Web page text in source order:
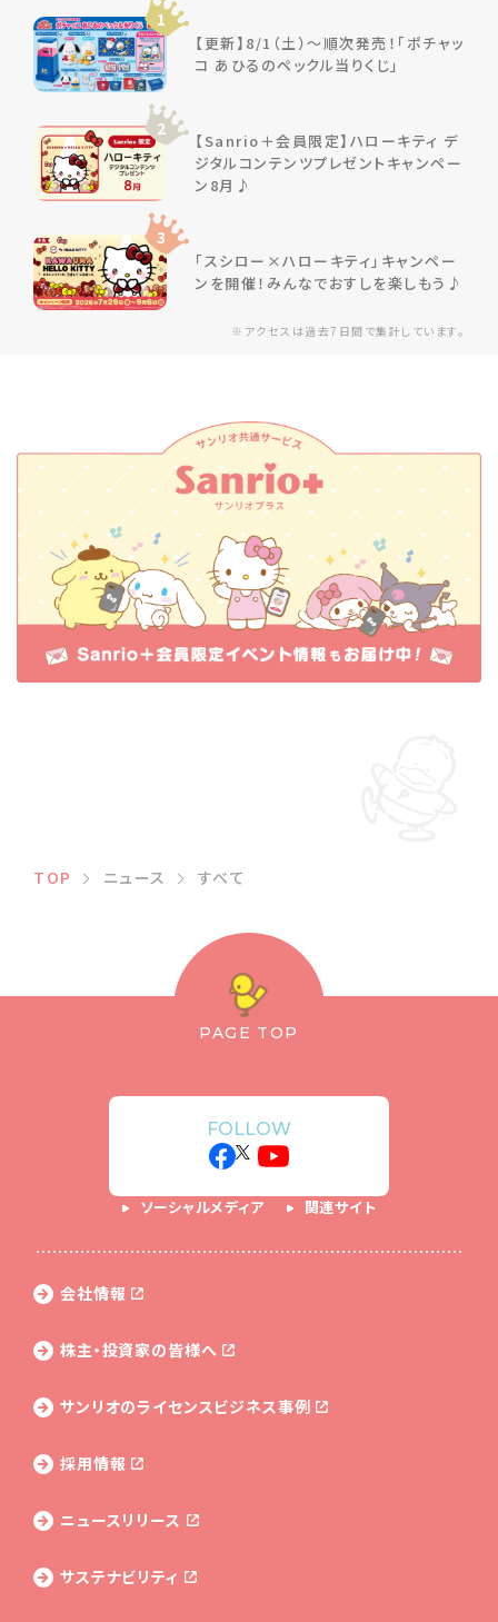
※アクセスは過去7日間で集計しています。
1
【更新】8/1（土）～順次発売！「ポチャッ
コ あひるのペックル当りくじ」
2
【Sanrio＋会員限定】ハローキティ デ
ジタルコンテンツプレゼントキャンペー
ン8月♪
3
「スシロー×ハローキティ」キャンペー
ンを開催！みんなでおすしを楽しもう♪
TOP ニュース すべて
PAGE TOP
FOLLOW
ソーシャルメディア 関連サイト
会社情報
株主・投資家の皆様へ
サンリオのライセンスビジネス事例
採用情報
ニュースリリース
サステナビリティ